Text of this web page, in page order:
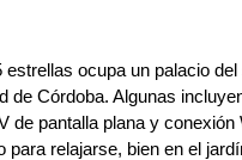
estrellas ocupa un palacio
de Córdoba. Algunas
de pantalla plana y
para relajarse, bien en el